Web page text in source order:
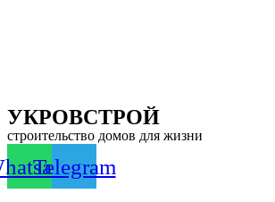
УКРОВСТРОЙ
строительство домов для жизни
Telegram